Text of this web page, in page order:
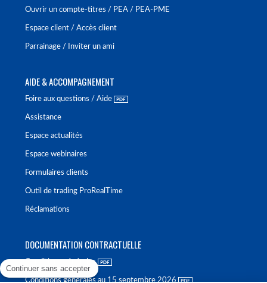
Ouvrir un compte-titres / PEA / PEA-PME
Espace client / Accès client
Parrainage / Inviter un ami
AIDE & ACCOMPAGNEMENT
Foire aux questions / Aide
Assistance
Espace actualités
Espace webinaires
Formulaires clients
Outil de trading ProRealTime
Réclamations
DOCUMENTATION CONTRACTUELLE
Conditions générales
Conditions générales au 15 septembre 2026
Continuer sans accepter